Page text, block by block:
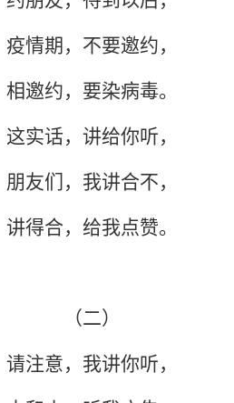
疫情期，不要邀约，
相邀约，要染病毒。
这实话，讲给你听，
朋友们，我讲合不，
讲得合，给我点赞。
（二）
请注意，我讲你听，